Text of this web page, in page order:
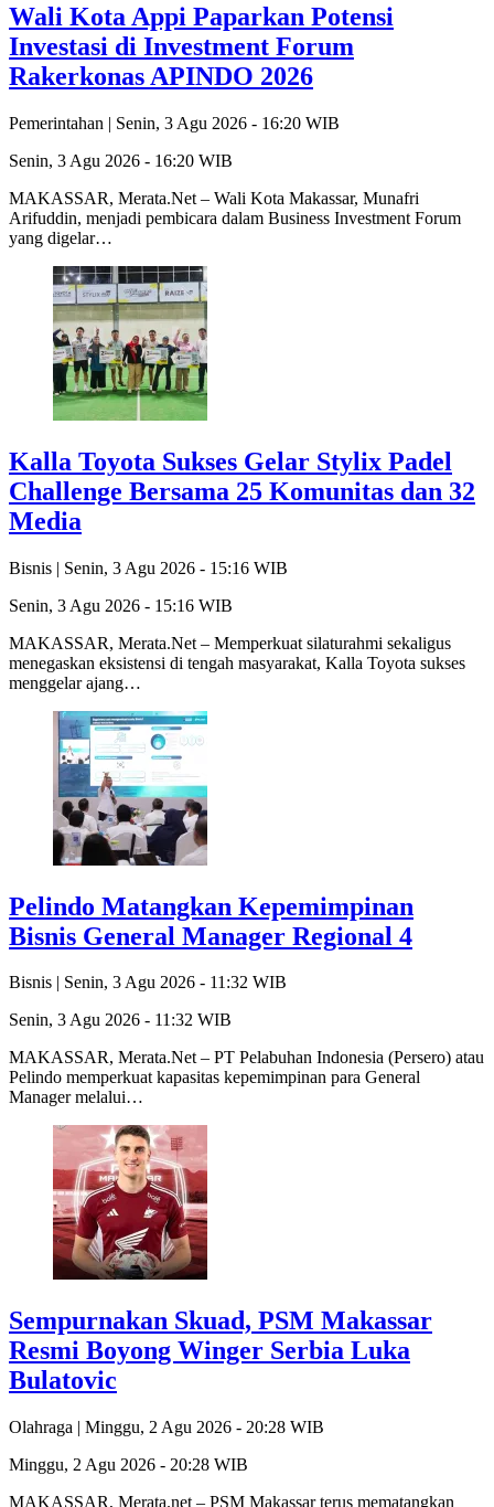
Wali Kota Appi Paparkan Potensi
Investasi di Investment Forum
Rakerkonas APINDO 2026
Pemerintahan | Senin, 3 Agu 2026 - 16:20 WIB
Senin, 3 Agu 2026 - 16:20 WIB
MAKASSAR, Merata.Net – Wali Kota Makassar, Munafri
Arifuddin, menjadi pembicara dalam Business Investment Forum
yang digelar…
Kalla Toyota Sukses Gelar Stylix Padel
Challenge Bersama 25 Komunitas dan 32
Media
Bisnis | Senin, 3 Agu 2026 - 15:16 WIB
Senin, 3 Agu 2026 - 15:16 WIB
MAKASSAR, Merata.Net – Memperkuat silaturahmi sekaligus
menegaskan eksistensi di tengah masyarakat, Kalla Toyota sukses
menggelar ajang…
Pelindo Matangkan Kepemimpinan
Bisnis General Manager Regional 4
Bisnis | Senin, 3 Agu 2026 - 11:32 WIB
Senin, 3 Agu 2026 - 11:32 WIB
MAKASSAR, Merata.Net – PT Pelabuhan Indonesia (Persero) atau
Pelindo memperkuat kapasitas kepemimpinan para General
Manager melalui…
Sempurnakan Skuad, PSM Makassar
Resmi Boyong Winger Serbia Luka
Bulatovic
Olahraga | Minggu, 2 Agu 2026 - 20:28 WIB
Minggu, 2 Agu 2026 - 20:28 WIB
MAKASSAR, Merata.net – PSM Makassar terus mematangkan